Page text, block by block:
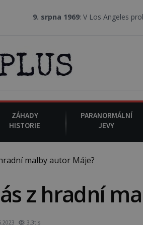
: V Los Angeles probíhá vražedné
ZÁHADY
HISTORIE
PARANORMÁLNÍ
JEVY
malby autor Máje?
z hradní
3.3tis